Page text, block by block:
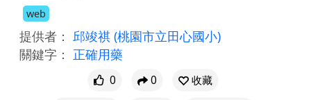
web
提供者： 邱竣祺 (桃園市立田心國小)
關鍵字： 正確用藥
0 0
收藏